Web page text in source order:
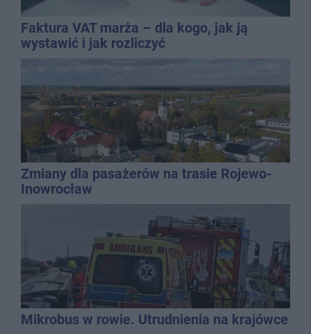
Faktura VAT marża – dla kogo, jak ją
wystawić i jak rozliczyć
Zmiany dla pasażerów na trasie Rojewo-
Inowrocław
Mikrobus w rowie. Utrudnienia na krajówce